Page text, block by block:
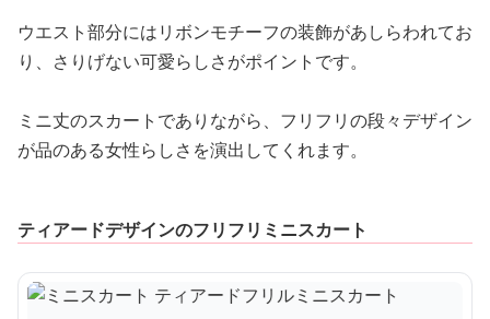
ウエスト部分にはリボンモチーフの装飾があしらわれてお
り、さりげない可愛らしさがポイントです。
ミニ丈のスカートでありながら、フリフリの段々デザイン
が品のある女性らしさを演出してくれます。
ティアードデザインのフリフリミニスカート